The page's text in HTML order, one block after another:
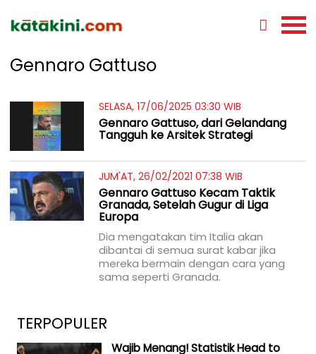
Gennaro Gattuso
SELASA, 17/06/2025 03:30 WIB
Gennaro Gattuso, dari Gelandang
Tangguh ke Arsitek Strategi
JUM'AT, 26/02/2021 07:38 WIB
Gennaro Gattuso Kecam Taktik
Granada, Setelah Gugur di Liga
Europa
Dia mengatakan tim Italia akan
dibantai di semua surat kabar jika
mereka bermain dengan cara yang
sama seperti Granada.
TERPOPULER
Wajib Menang! Statistik Head to